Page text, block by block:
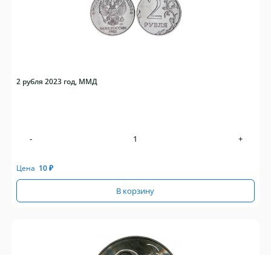
2 рубля 2023 год, ММД
- +
Цена 10₽
В корзину